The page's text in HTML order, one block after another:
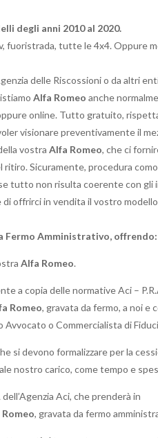
degli anni 2010 al 2020.
fuoristrada, tutte le 4x4. Oppure
delle Riscossioni o da altri
Alfa Romeo anche
online. Tutto gratuito,
visionare preventivamente il
vostraAlfa Romeo, che ci
Sicuramente, procedura
tutto non risulta coerente con gli
di offrirci in vendita il vostro
Fermo Amministrativo, offrendo:
Alfa Romeo.
a copia delle normative Aci –
Romeo, gravata da fermo, a noi e
o Commercialista di
si devono formalizzare per la
nostro carico, come tempo e
Aci, che prenderà in
, gravata da fermo